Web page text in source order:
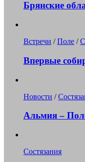
Брянские
Встречи /Поле /
Впервые
Новости /
Альмия –
Состязания